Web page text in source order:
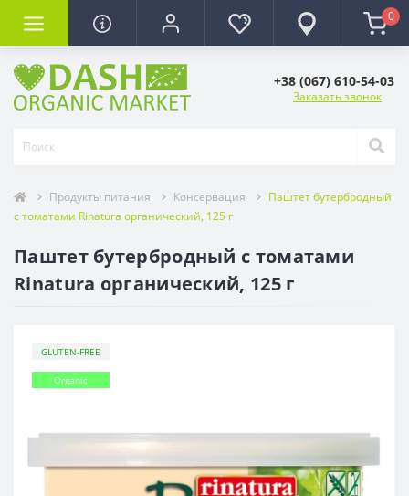
0
+38 (067) 610-54-03
Заказать звонок
Продукты питания Консервация
Паштет бутербродный
с томатами Rinatura органический, 125 г
Паштет бутербродный с томатами
Rinatura органический, 125 г
GLUTEN-FREE
Organic